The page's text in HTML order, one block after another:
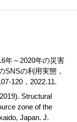
年～2020年の災害
SNSの利用実態，
120，2022.11.
Structural
zone of the
Japan. J.